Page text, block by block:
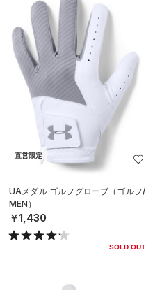
直営限定
UAメダル ゴルフグローブ（ゴルフ/
MEN）
￥1,430
SOLD OUT